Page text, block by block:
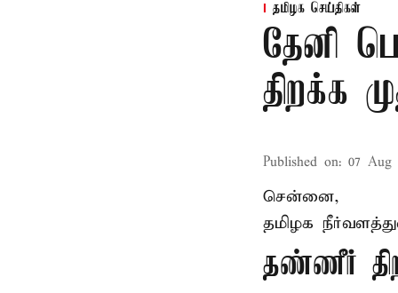
தமிழக செய்திகள்
தேனி
திறக்க
Published on: 07 Aug
சென்னை,
தமிழக
தண்ணீர்